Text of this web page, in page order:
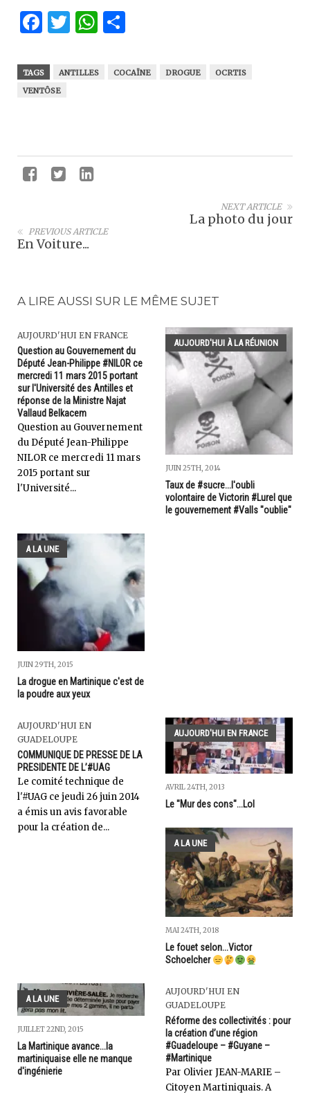
Facebook
Twitter
WhatsApp
TAGS ANTILLES COCAÏNE DROGUE
OCRTIS
VENTÔSE
NEXT ARTICLE
La photo du jour
PREVIOUS ARTICLE
En Voiture...
A LIRE AUSSI SUR LE MÊME SUJET
AUJOURD'HUI EN FRANCE
Question au Gouvernement du
Député Jean-Philippe #NILOR ce
mercredi 11 mars 2015 portant
sur l'Université des Antilles et
réponse de la Ministre Najat
Vallaud Belkacem
Question au Gouvernement
du Député Jean-Philippe
NILOR ce mercredi 11 mars
2015 portant sur
l'Université...
AUJOURD'HUI À LA RÉUNION
JUIN 25TH, 2014
Taux de #sucre...l'oubli
volontaire de Victorin #Lurel que
le gouvernement #Valls "oublie"
A LA UNE
JUIN 29TH, 2015
La drogue en Martinique c'est de
la poudre aux yeux
AUJOURD'HUI EN
GUADELOUPE
COMMUNIQUE DE PRESSE DE LA
PRESIDENTE DE L’#UAG
Le comité technique de
l'#UAG ce jeudi 26 juin 2014
a émis un avis favorable
pour la création de...
AUJOURD'HUI EN FRANCE
AVRIL 24TH, 2013
Le "Mur des cons"...Lol
A LA UNE
MAI 24TH, 2018
Le fouet selon...Victor
Schoelcher
A LA UNE
JUILLET 22ND, 2015
La Martinique avance...la
martiniquaise elle ne manque
d'ingénierie
AUJOURD'HUI EN
GUADELOUPE
Réforme des collectivités : pour
la création d’une région
#Guadeloupe – #Guyane –
#Martinique
Par Olivier JEAN-MARIE –
Citoyen Martiniquais. A